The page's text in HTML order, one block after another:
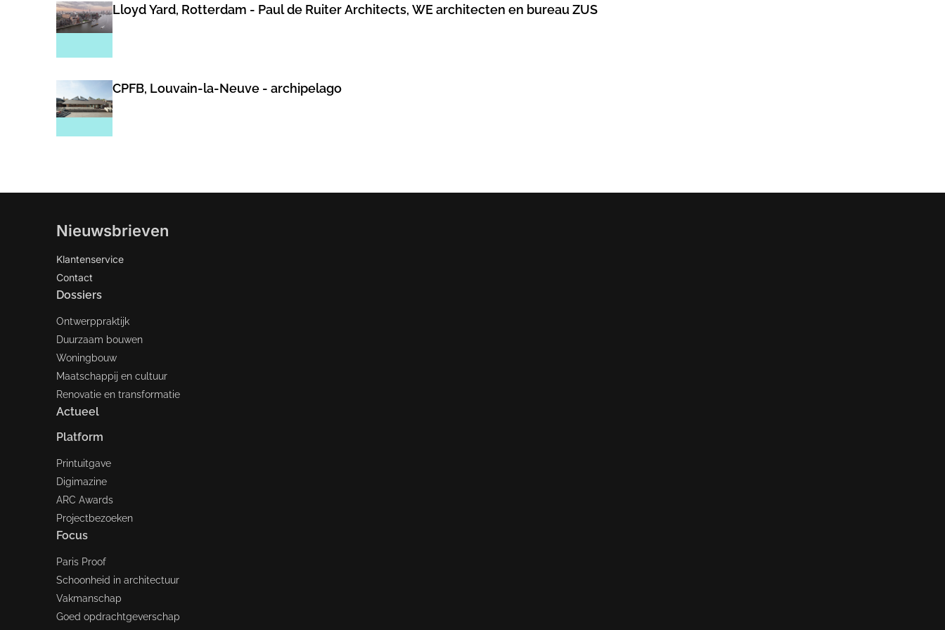
Lloyd Yard, Rotterdam - Paul de Ruiter Architects, WE architecten en bureau ZUS
CPFB, Louvain-la-Neuve - archipelago
Nieuwsbrieven
Klantenservice
Contact
Dossiers
Ontwerppraktijk
Duurzaam bouwen
Woningbouw
Maatschappij en cultuur
Renovatie en transformatie
Actueel
Platform
Printuitgave
Digimazine
ARC Awards
Projectbezoeken
Focus
Paris Proof
Schoonheid in architectuur
Vakmanschap
Goed opdrachtgeverschap